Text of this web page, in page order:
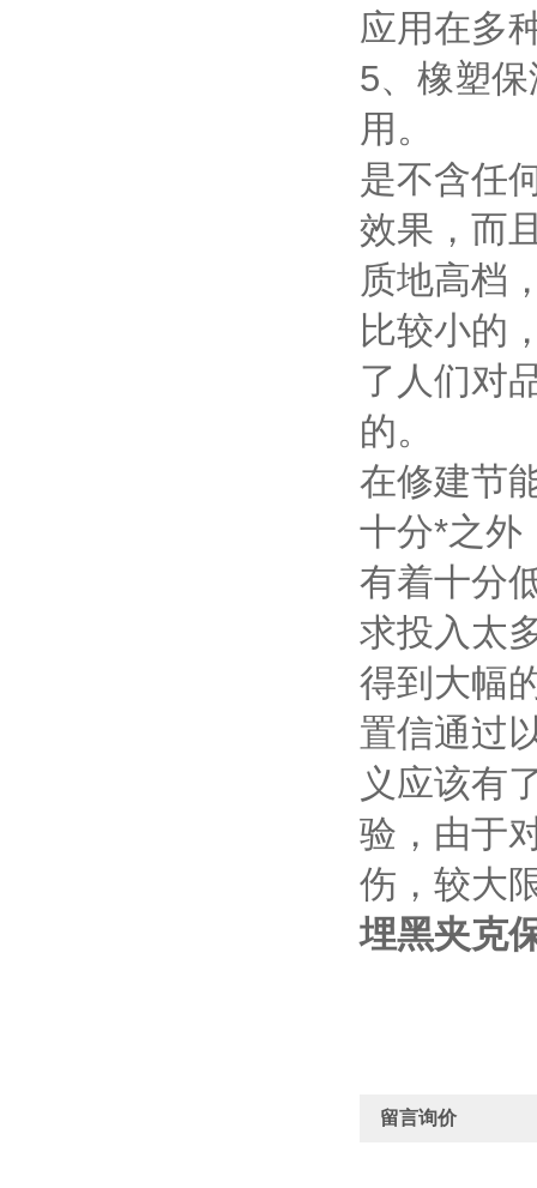
应用在多
5、橡塑
用。
是不含任
效果，而
质地高档
比较小的
了人们对
的。
在修建节
十分*之外
有着十分
求投入太
得到大幅
置信通过
义应该有
验，由于
伤，较大
埋黑夹克
留言询价